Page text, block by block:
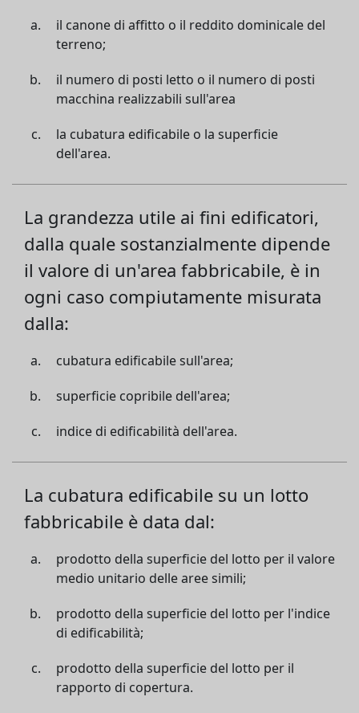
il canone di affitto o il reddito dominicale del
terreno;
il numero di posti letto o il numero di posti
macchina realizzabili sull'area
la cubatura edificabile o la superficie
dell'area.
La grandezza utile ai fini edificatori,
dalla quale sostanzialmente dipende
il valore di un'area fabbricabile, è in
ogni caso compiutamente misurata
dalla:
cubatura edificabile sull'area;
superficie copribile dell'area;
indice di edificabilità dell'area.
La cubatura edificabile su un lotto
fabbricabile è data dal:
prodotto della superficie del lotto per il valore
medio unitario delle aree simili;
prodotto della superficie del lotto per l'indice
di edificabilità;
prodotto della superficie del lotto per il
rapporto di copertura.